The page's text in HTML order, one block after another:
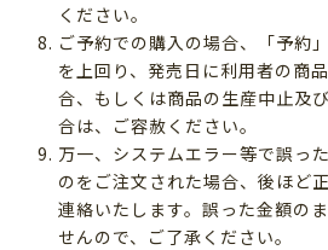
ください。
ご予約での購入の場合、「予約
を上回り、発売日に利用者の商
合、もしくは商品の生産中止及
合は、ご容赦ください。
万一、システムエラー等で誤っ
のをご注文された場合、後ほど
連絡いたします。誤った金額の
せんので、ご了承ください。